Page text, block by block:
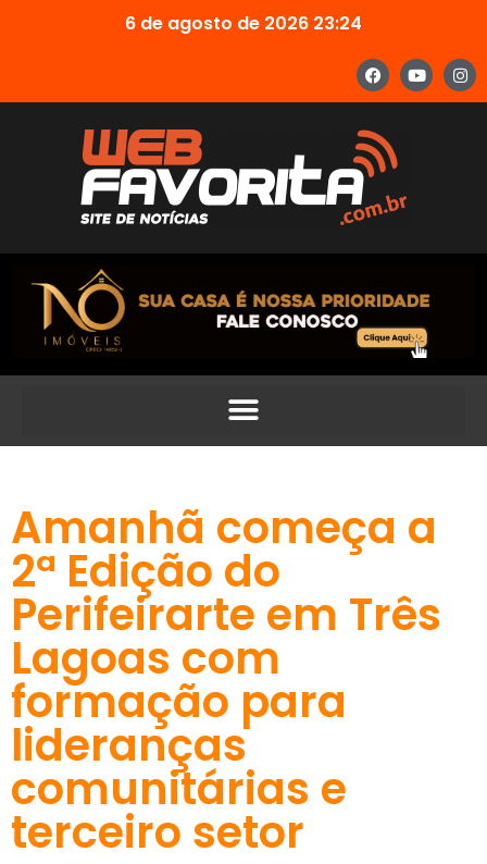
6 de agosto de 2026 23:24
Amanhã começa a
2ª Edição do
Perifeirarte em Três
Lagoas com
formação para
lideranças
comunitárias e
terceiro setor